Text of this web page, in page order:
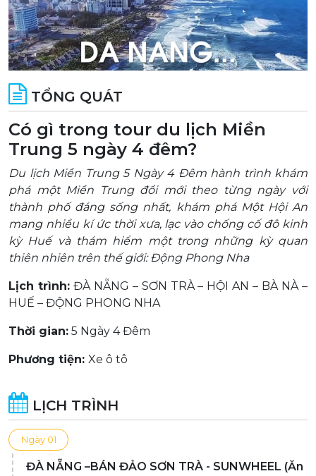
TỔNG QUÁT
Có gì trong tour du lịch Miền
Trung 5 ngày 4 đêm?
Du lịch Miền Trung 5 Ngày 4 Đêm hành trình khám
phá một Miền Trung đổi mới theo từng ngày với
thành phố đáng sống nhất, khám phá Một Hội An
mang nhiều kí ức thời xưa, lạc vào chống cố đô kinh
kỳ Huế và thám hiểm một trong những kỳ quan
thiên nhiên trên thế giới: Động Phong Nha
Lịch trình:ĐÀ NẴNG – SƠN TRÀ – HỘI AN – BÀ NÀ –
HUẾ – ĐỘNG PHONG NHA
Thời gian: 5 Ngày 4 Đêm
Phương tiện: Xe ô tô
LỊCH TRÌNH
Ngày 01
ĐÀ NẴNG –BÁN ĐẢO SƠN TRÀ - SUNWHEEL (Ăn